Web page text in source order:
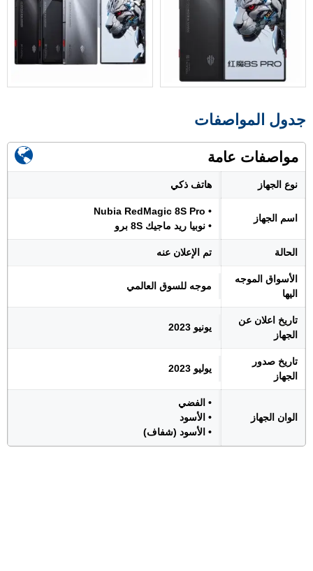
جدول المواصفات
مواصفات عامة
نوع الجهاز هاتف ذكي
اسم الجهاز
• Nubia RedMagic 8S Pro
• نوبيا ريد ماجيك 8S برو
الحالة تم الإعلان عنه
الأسواق الموجه
اليها
موجه للسوق العالمي
تاريخ اعلان عن
الجهاز
يونيو 2023
تاريخ صدور
الجهاز
يوليو 2023
الوان الجهاز
• الفضي
• الأسود
• الأسود (شفاف)